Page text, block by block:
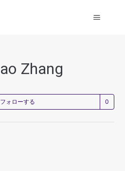
Zhang
フォローする